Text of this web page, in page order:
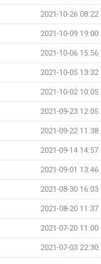
2021-10-26 08:22
2021-10-09 19:00
2021-10-06 15:56
2021-10-05 13:32
2021-10-02 10:05
2021-09-23 12:05
2021-09-22 11:38
2021-09-14 14:57
2021-09-01 13:46
2021-08-30 16:03
2021-08-20 11:37
2021-07-20 11:00
2021-07-03 22:30